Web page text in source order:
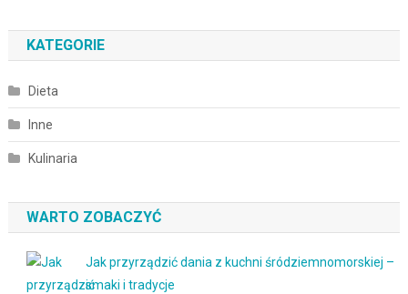
KATEGORIE
Dieta
Inne
Kulinaria
WARTO ZOBACZYĆ
Jak przyrządzić dania z kuchni śródziemnomorskiej –
smaki i tradycje